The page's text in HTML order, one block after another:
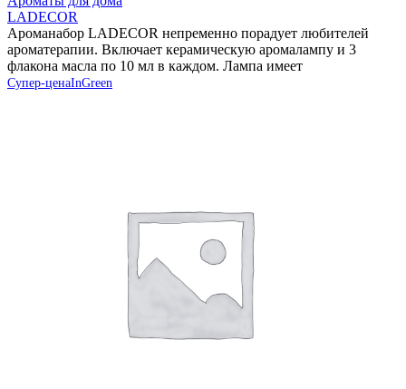
LADECOR
Ароманабор LADECOR непременно порадует любителей
ароматерапии. Включает керамическую аромалампу и 3
флакона масла по 10 мл в каждом. Лампа имеет
Супер-ценаInGreen